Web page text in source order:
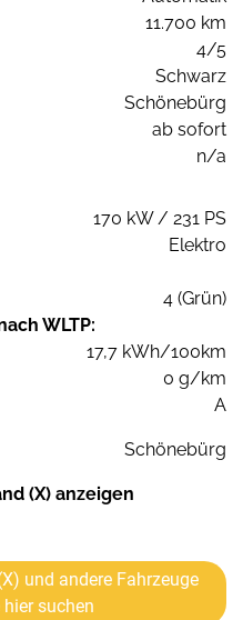
11.700 km
4/5
Schwarz
Schönebürg
ab sofort
n/a
170 kW / 231 PS
Elektro
4 (Grün)
WLTP:
17,7 kWh/100km
0 g/km
A
Schönebürg
(X) anzeigen
und andere Fahrzeuge
suchen